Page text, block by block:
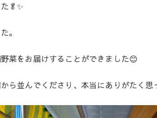
🥬✨
。
菜をお届けすることができました😊
ら並んでくださり、本当にありがたく思